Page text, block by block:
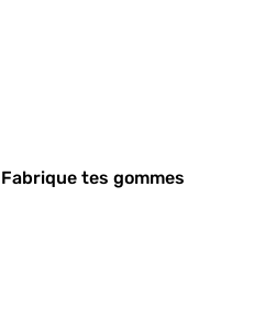
Fabrique tes gommes